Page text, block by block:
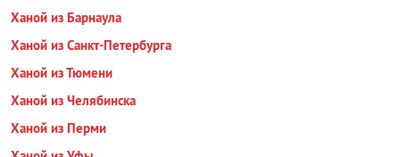
Ханой из Барнаула
Ханой из Санкт-Петербурга
Ханой из Тюмени
Ханой из Челябинска
Ханой из Перми